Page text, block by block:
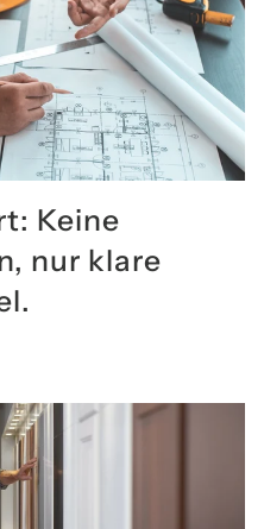
Keine
nur klare